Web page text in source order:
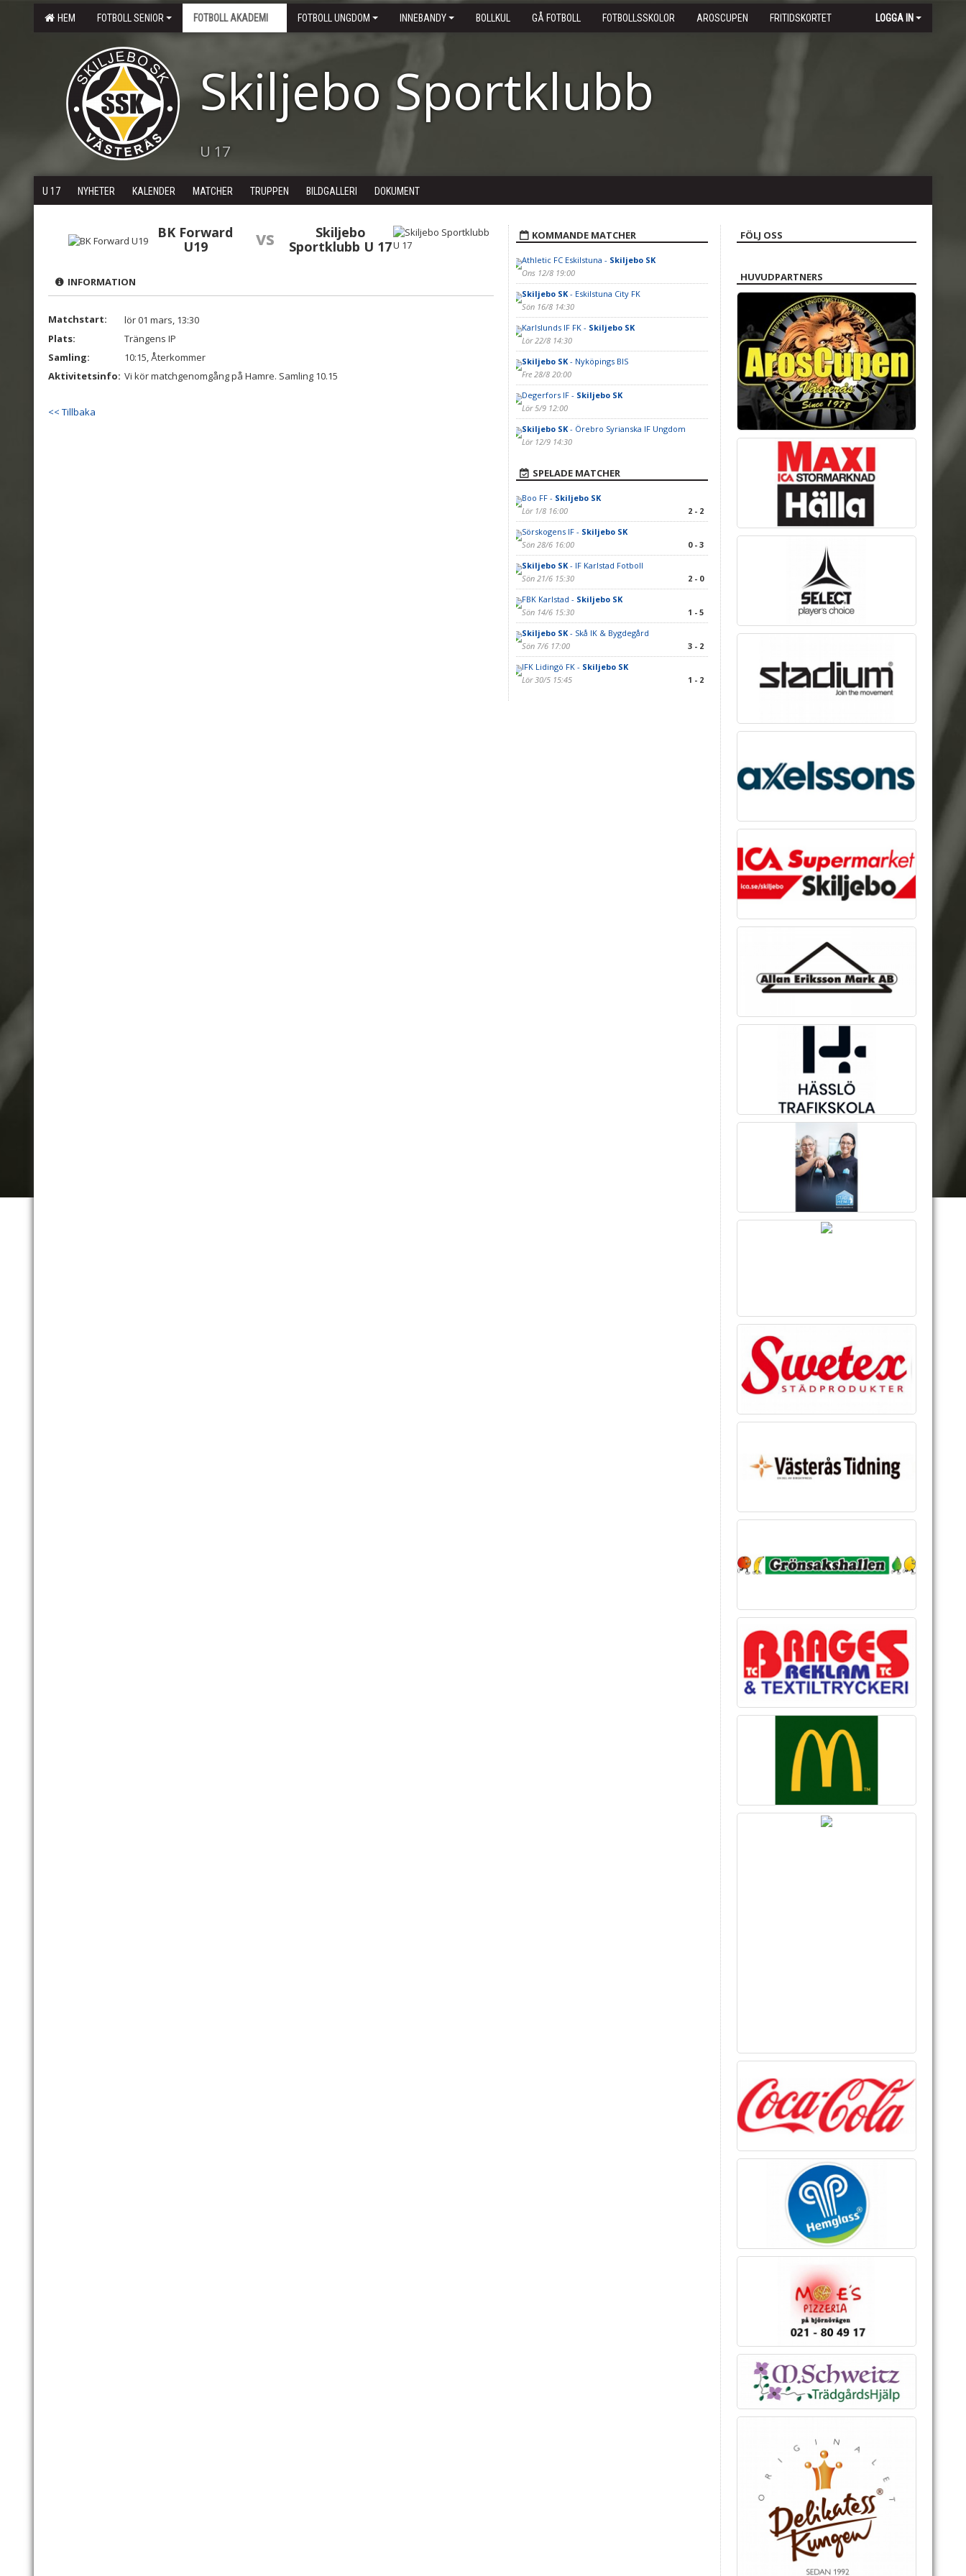
HEM FOTBOLL SENIOR FOTBOLL AKADEMI FOTBOLL UNGDOM INNEBANDY BOLLKUL GÅ FOTBOLL FOTBOLLSSKOLOR AROSCUPEN FRITIDSKORTET LOGGA IN
Skiljebo Sportklubb
U 17
U 17 NYHETER KALENDER MATCHER TRUPPEN BILDGALLERI DOKUMENT
BK Forward
U19
vs
Skiljebo
Sportklubb U 17
INFORMATION
Matchstart:
lör 01 mars, 13:30
Plats:
Trängens IP
Samling:
10:15, Återkommer
Aktivitetsinfo: Vi kör matchgenomgång på Hamre. Samling 10.15
<< Tillbaka
KOMMANDE MATCHER
Athletic FC Eskilstuna - Skiljebo SK
Ons 12/8 19:00
Skiljebo SK- Eskilstuna City FK
Sön 16/8 14:30
Karlslunds IF FK - Skiljebo SK
Lör 22/8 14:30
Skiljebo SK- Nyköpings BIS
Fre 28/8 20:00
Degerfors IF - Skiljebo SK
Lör 5/9 12:00
Skiljebo SK- Örebro Syrianska IF Ungdom
Lör 12/9 14:30
SPELADE MATCHER
Boo FF - Skiljebo SK
Lör 1/8 16:00
2 - 2
Sörskogens IF - Skiljebo SK
Sön 28/6 16:00
0 - 3
Skiljebo SK- IF Karlstad Fotboll
Sön 21/6 15:30
2 - 0
FBK Karlstad - Skiljebo SK
Sön 14/6 15:30
1 - 5
Skiljebo SK- Skå IK & Bygdegård
Sön 7/6 17:00
3 - 2
IFK Lidingö FK - Skiljebo SK
Lör 30/5 15:45
1 - 2
FÖLJ OSS
HUVUDPARTNERS